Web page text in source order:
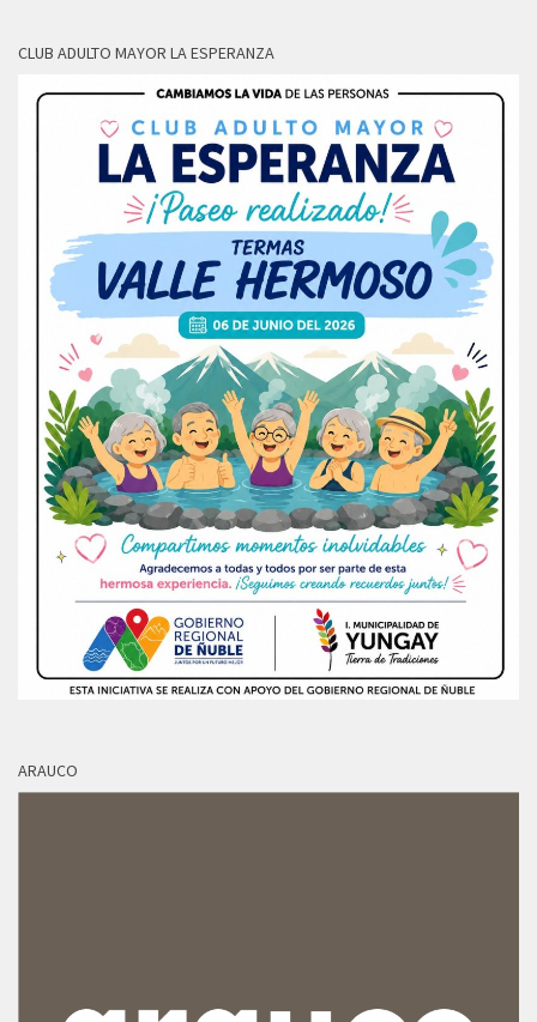
CLUB ADULTO MAYOR LA ESPERANZA
ARAUCO